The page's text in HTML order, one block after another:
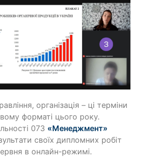
організація – ці терміни
форматі цього року.
073 «Менеджмент»
своїх дипломних робіт
в онлайн-режимі.